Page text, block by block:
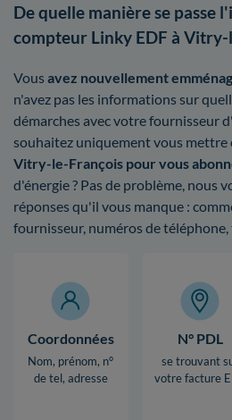
De quelle manière se passe
compteur Linky EDF à Vitry-
Vous avez nouvellement
n'avez pas les informations sur
démarches avec votre fournisseur
souhaitez uniquement vous mettre
Vitry-le-François pour vous
d'énergie ? Pas de problème, nous
réponses qu'il vous manque :
fournisseur, numéros de
Coordonnées
Nom, prénom, n°
de tel, adresse
N° PDL
se trouvant
votre facture